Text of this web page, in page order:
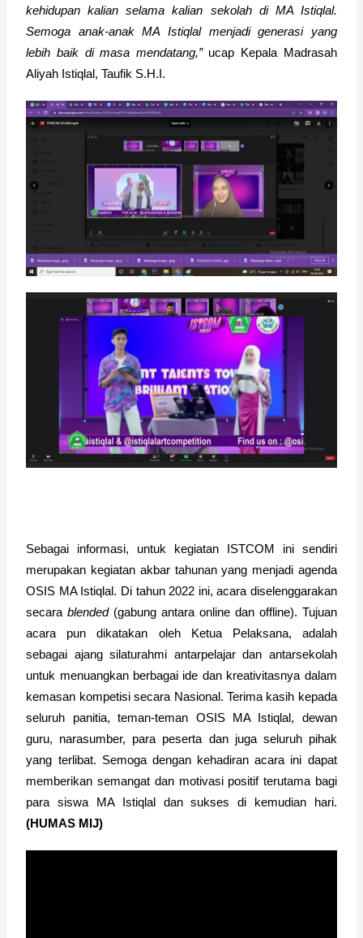
kehidupan kalian selama kalian sekolah di MA Istiqlal.
Semoga anak-anak MA Istiqlal menjadi generasi yang
lebih baik di masa mendatang,” ucap Kepala Madrasah
Aliyah Istiqlal, Taufik S.H.I.
Sebagai informasi, untuk kegiatan ISTCOM ini sendiri
merupakan kegiatan akbar tahunan yang menjadi agenda
OSIS MA Istiqlal. Di tahun 2022 ini, acara diselenggarakan
secara blended (gabung antara online dan offline). Tujuan
acara pun dikatakan oleh Ketua Pelaksana, adalah
sebagai ajang silaturahmi antarpelajar dan antarsekolah
untuk menuangkan berbagai ide dan kreativitasnya dalam
kemasan kompetisi secara Nasional. Terima kasih kepada
seluruh panitia, teman-teman OSIS MA Istiqlal, dewan
guru, narasumber, para peserta dan juga seluruh pihak
yang terlibat. Semoga dengan kehadiran acara ini dapat
memberikan semangat dan motivasi positif terutama bagi
(HUMAS MIJ)